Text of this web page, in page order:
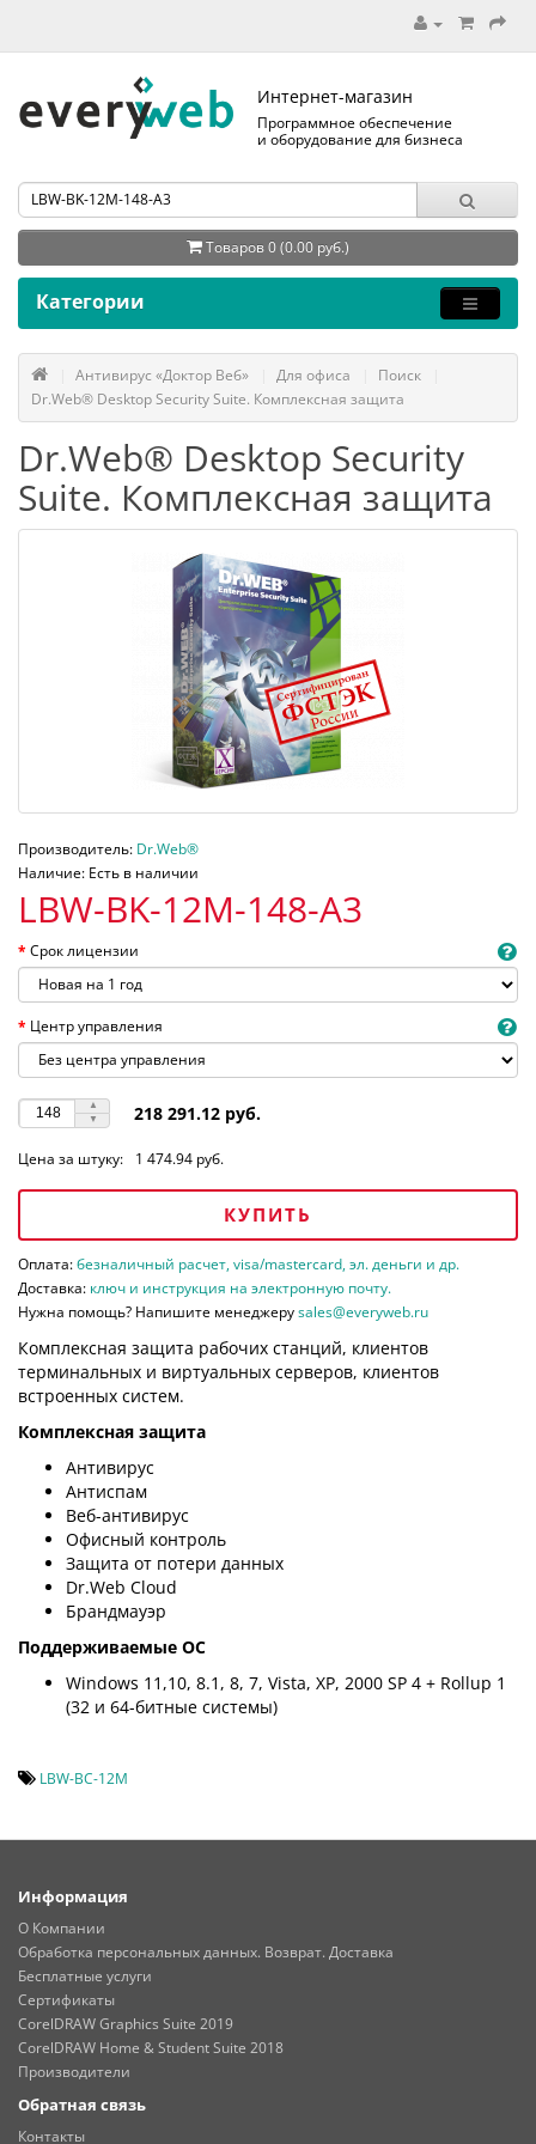
Интернет-магазин
Программное обеспечение
и оборудование для бизнеса
Товаров 0 (0.00 руб.)
Категории
Антивирус «Доктор Веб» Для офиса
Поиск
Dr.Web® Desktop Security Suite. Комплексная защита
Dr.Web® Desktop Security
Suite. Комплексная защита
Производитель: Dr.Web®
Наличие: Есть в наличии
LBW-BK-12M-148-A3
Срок лицензии
Центр управления
218 291.12 руб.
Цена за штуку: 1 474.94 руб.
КУПИТЬ
Оплата:безналичный расчет, visa/mastercard, эл. деньги и др.
Доставка: ключ и инструкция на электронную почту.
Нужна помощь? Напишите менеджеруsales@everyweb.ru
Комплексная защита рабочих станций, клиентов
терминальных и виртуальных серверов, клиентов
встроенных систем.
Комплексная защита
Антивирус
Антиспам
Веб-антивирус
Офисный контроль
Защита от потери данных
Dr.Web Cloud
Брандмауэр
Поддерживаемые ОС
Windows 11,10, 8.1, 8, 7, Vista, XP, 2000 SP 4 + Rollup 1
(32 и 64-битные системы)
LBW-BC-12M
Информация
О Компании
Обработка персональных данных. Возврат. Доставка
Бесплатные услуги
Сертификаты
CorelDRAW Graphics Suite 2019
CorelDRAW Home & Student Suite 2018
Производители
Обратная связь
Контакты